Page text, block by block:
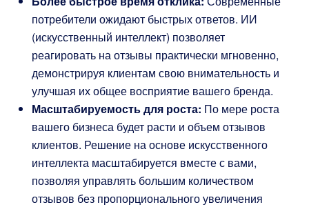
потребители ожидают быстрых ответов. ИИ
(искусственный интеллект) позволяет
реагировать на отзывы практически мгновенно,
демонстрируя клиентам свою внимательность и
улучшая их общее восприятие вашего бренда.
Масштабируемость для роста: По мере роста
вашего бизнеса будет расти и объем отзывов
клиентов. Решение на основе искусственного
интеллекта масштабируется вместе с вами,
позволяя управлять большим количеством
отзывов без пропорционального увеличения